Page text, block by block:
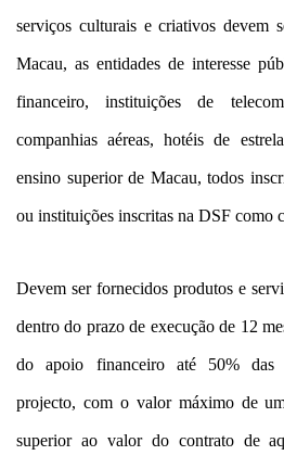
serviços culturais e criativos devem
Macau, as entidades de interesse
financeiro, instituições de
companhias aéreas, hotéis de
ensino superior de Macau, todos
ou instituições inscritas na DSF como
Devem ser fornecidos produtos e
dentro do prazo de execução de 12
do apoio financeiro até 50% das
projecto, com o valor máximo de
superior ao valor do contrato de